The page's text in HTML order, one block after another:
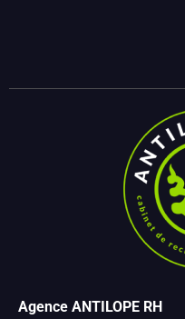
Agence ANTILOPE RH